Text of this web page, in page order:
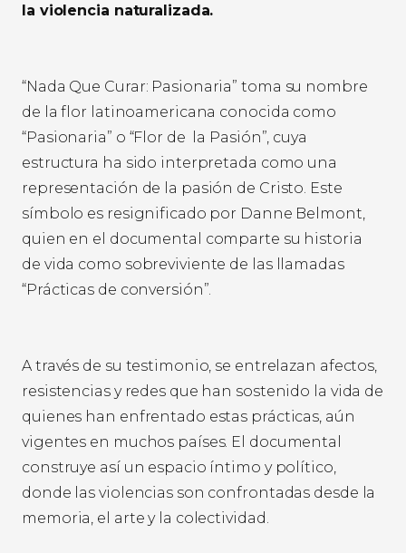
la violencia naturalizada.
“Nada Que Curar: Pasionaria” toma su nombre
de la flor latinoamericana conocida como
“Pasionaria” o “Flor de la Pasión”, cuya
estructura ha sido interpretada como una
representación de la pasión de Cristo. Este
símbolo es resignificado por Danne Belmont,
quien en el documental comparte su historia
de vida como sobreviviente de las llamadas
“Prácticas de conversión”.
A través de su testimonio, se entrelazan afectos,
resistencias y redes que han sostenido la vida de
quienes han enfrentado estas prácticas, aún
vigentes en muchos países. El documental
construye así un espacio íntimo y político,
donde las violencias son confrontadas desde la
memoria, el arte y la colectividad.